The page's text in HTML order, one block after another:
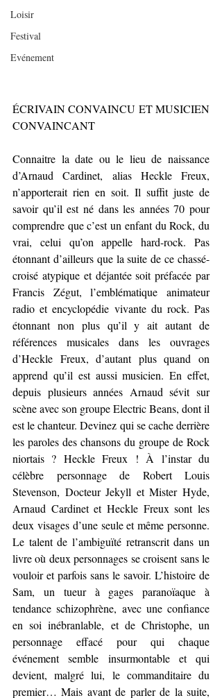
Loisir
Festival
Evénement
ÉCRIVAIN CONVAINCU ET MUSICIEN
CONVAINCANT
Connaitre la date ou le lieu de naissance
d’Arnaud Cardinet, alias Heckle Freux,
n’apporterait rien en soit. Il suffit juste de
savoir qu’il est né dans les années 70 pour
comprendre que c’est un enfant du Rock, du
vrai, celui qu’on appelle hard-rock. Pas
étonnant d’ailleurs que la suite de ce chassé-
croisé atypique et déjantée soit préfacée par
Francis Zégut, l’emblématique animateur
radio et encyclopédie vivante du rock. Pas
étonnant non plus qu’il y ait autant de
références musicales dans les ouvrages
d’Heckle Freux, d’autant plus quand on
apprend qu’il est aussi musicien. En effet,
depuis plusieurs années Arnaud sévit sur
scène avec son groupe Electric Beans, dont il
est le chanteur. Devinez qui se cache derrière
les paroles des chansons du groupe de Rock
niortais ? Heckle Freux ! À l’instar du
célèbre personnage de Robert Louis
Stevenson, Docteur Jekyll et Mister Hyde,
Arnaud Cardinet et Heckle Freux sont les
deux visages d’une seule et même personne.
Le talent de l’ambiguïté retranscrit dans un
livre où deux personnages se croisent sans le
vouloir et parfois sans le savoir. L’histoire de
Sam, un tueur à gages paranoïaque à
tendance schizophrène, avec une confiance
en soi inébranlable, et de Christophe, un
personnage effacé pour qui chaque
événement semble insurmontable et qui
devient, malgré lui, le commanditaire du
premier… Mais avant de parler de la suite,